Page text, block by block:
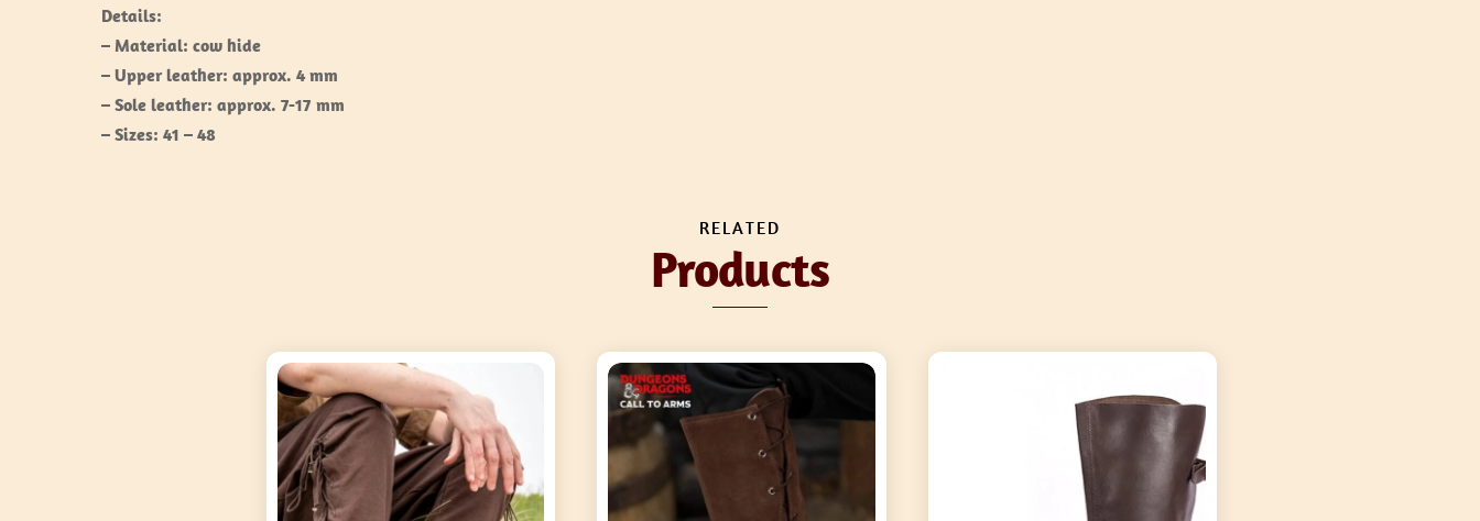
Details:
– Material: cow hide
– Upper leather: approx. 4 mm
– Sole leather: approx. 7-17 mm
– Sizes: 41 – 48
RELATED
Products